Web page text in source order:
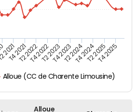
Alloue (CC de Charente Limousine)
2021
T4 2021T2 2022T4 2022T2 2023T4 2023T2 2024T4 2024T2 2025T4 2025
Alloue